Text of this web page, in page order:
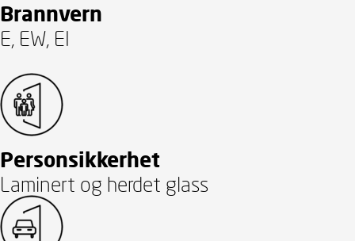
Brannvern
E, EW, EI
Personsikkerhet
Laminert og herdet glass